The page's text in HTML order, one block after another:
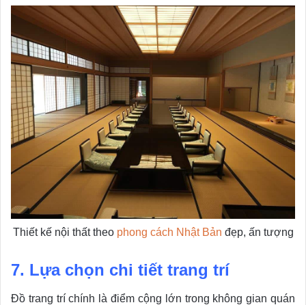
Thiết kế nội thất theo phong cách Nhật Bản đẹp, ấn tượng
7. Lựa chọn chi tiết trang trí
Đồ trang trí chính là điểm cộng lớn trong không gian quán